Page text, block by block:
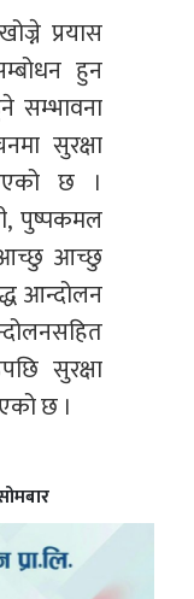
प्रयास
हुन
सम्भावना
सुरक्षा
छ ।
पुष्पकमल
आच्छु आच्छु
आन्दोलन
सुरक्षा
छ ।